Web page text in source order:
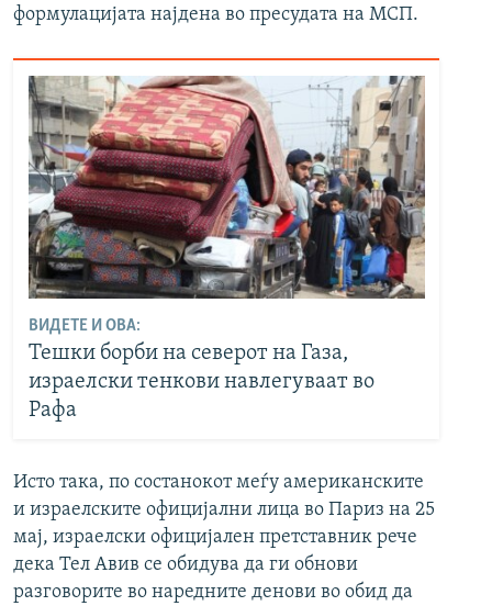
формулацијата најдена во пресудата на МСП.
ВИДЕТЕ И ОВА:
Тешки борби на северот на Газа,
израелски тенкови навлегуваат во
Рафа
Исто така, по состанокот меѓу американските
и израелските официјални лица во Париз на 25
мај, израелски официјален претставник рече
дека Тел Авив се обидува да ги обнови
разговорите во наредните денови во обид да